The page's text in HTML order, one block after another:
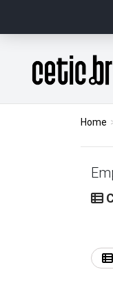
Página inicial
Home